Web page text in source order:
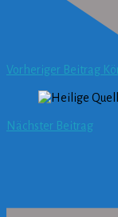
Vorheriger Beitrag
Nächster Beitrag